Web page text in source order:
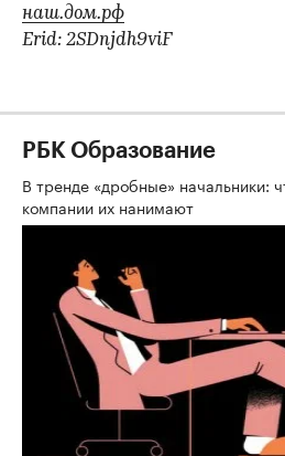
наш.дом.рф
Erid: 2SDnjdh9viF
РБК Образование
В тренде «дробные» начальники:
компании их нанимают